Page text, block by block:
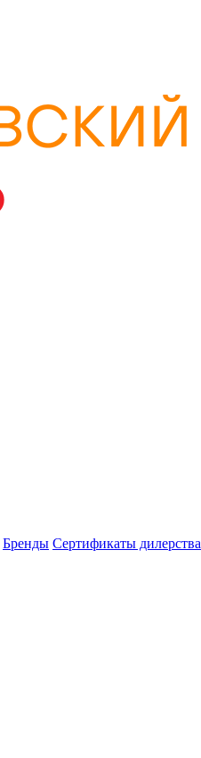
Бренды Сертификаты дилерства